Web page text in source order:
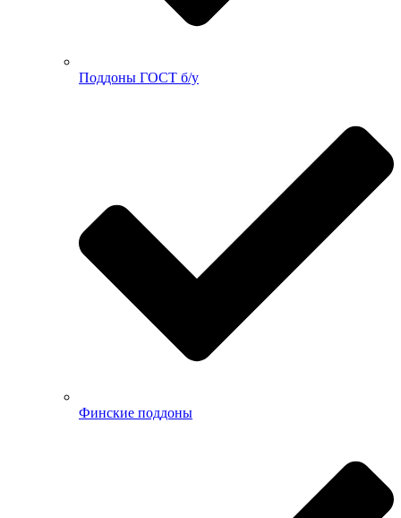
Поддоны ГОСТ б/у
Финские поддоны